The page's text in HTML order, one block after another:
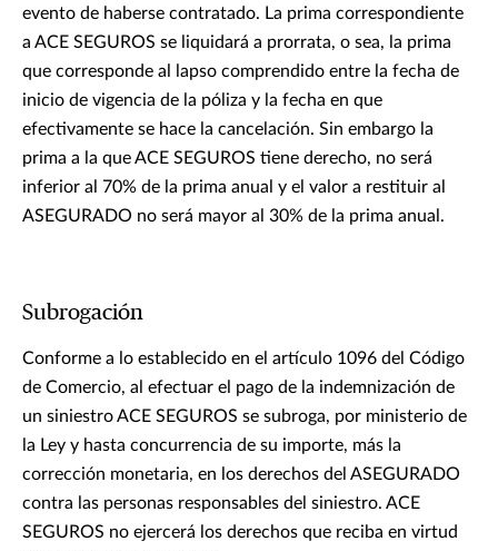
evento de haberse contratado. La prima correspondiente
a ACE SEGUROS se liquidará a prorrata, o sea, la prima
que corresponde al lapso comprendido entre la fecha de
inicio de vigencia de la póliza y la fecha en que
efectivamente se hace la cancelación. Sin embargo la
prima a la que ACE SEGUROS tiene derecho, no será
inferior al 70% de la prima anual y el valor a restituir al
ASEGURADO no será mayor al 30% de la prima anual.
Subrogación
Conforme a lo establecido en el artículo 1096 del Código
de Comercio, al efectuar el pago de la indemnización de
un siniestro ACE SEGUROS se subroga, por ministerio de
la Ley y hasta concurrencia de su importe, más la
corrección monetaria, en los derechos del ASEGURADO
contra las personas responsables del siniestro. ACE
SEGUROS no ejercerá los derechos que reciba en virtud